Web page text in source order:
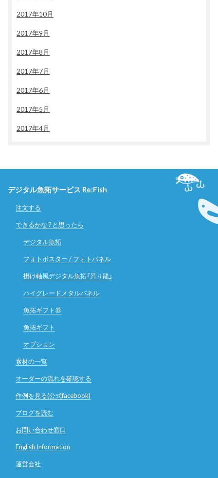
2017年10月
2017年9月
2017年8月
2017年7月
2017年6月
2017年5月
2017年4月
デジタル魚拓サービス Re:Fish
注文する
できるかな？と思ったら
デジタル魚拓
フォトポスター / フォトパネル
掛け軸風デジタル魚拓「昇り龍」
ハイグレードメタルパネル
魚拓ギフト券
魚拓ギフト
オプション
素材の一覧
オーダーの流れを確認する
作例を見る(公式facebook)
ブログを読む
お問い合わせ窓口
English Information
運営会社